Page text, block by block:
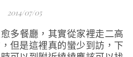
2014/07/05
但是這裡真的蠻少到訪，下